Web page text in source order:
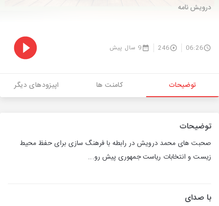
درویش نامه
06:26
246 9 سال پیش
توضیحات کامنت ها اپیزودهای دیگر
توضیحات
صحبت های محمد درویش در رابطه با فرهنگ سازی برای حفظ محیط
زیست و انتخابات ریاست جمهوری پیش رو...
با صدای